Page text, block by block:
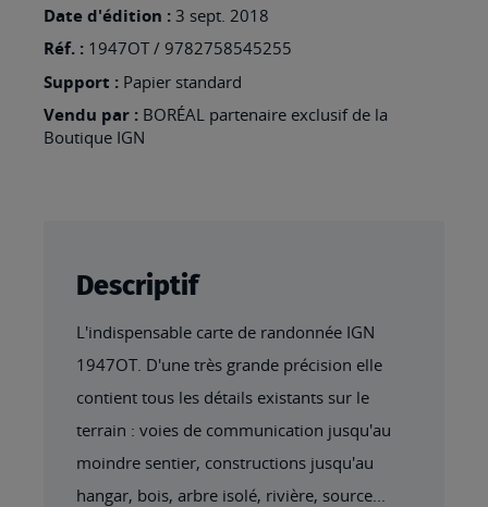
Date d'édition : 3 sept. 2018
Réf. : 1947OT / 9782758545255
Support : Papier standard
Vendu par : BORÉAL partenaire exclusif de la
Boutique IGN
Descriptif
L'indispensable carte de randonnée IGN
1947OT. D'une très grande précision elle
contient tous les détails existants sur le
terrain : voies de communication jusqu'au
moindre sentier, constructions jusqu'au
hangar, bois, arbre isolé, rivière, source...